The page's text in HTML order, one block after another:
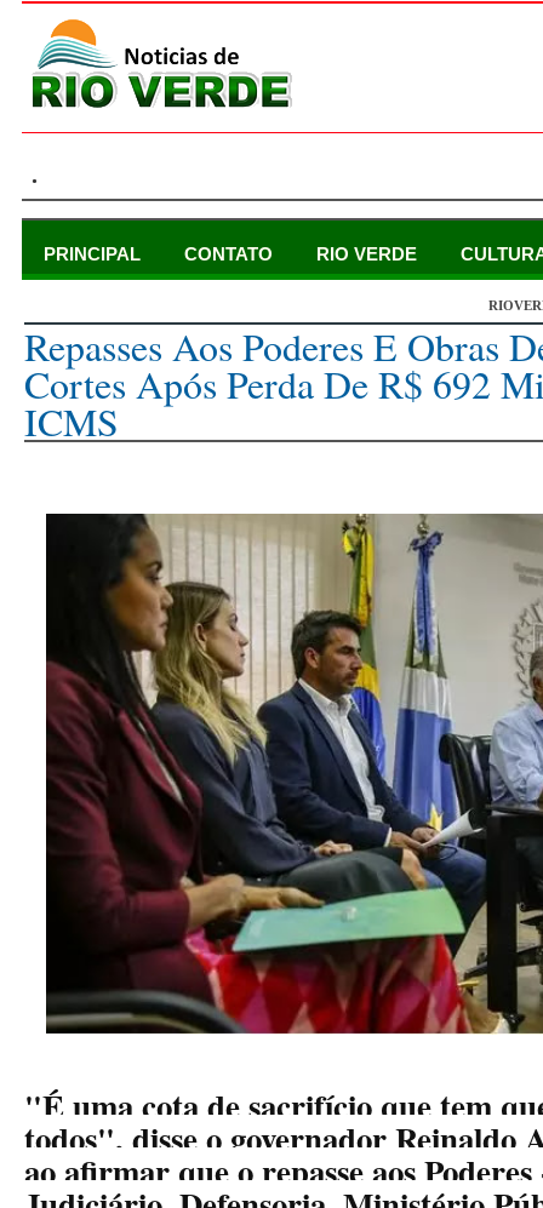
.
PRINCIPAL CONTATO RIO VERDE
Repasses Aos Poderes E Obras
Cortes Após Perda De R$ 692
ICMS
"É uma cota de sacrifício que tem
todos", disse o governador Reinaldo
ao afirmar que o repasse aos